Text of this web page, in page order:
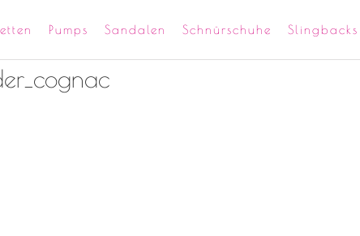
Pumps Sandalen Schnürschuhe Slingbacks